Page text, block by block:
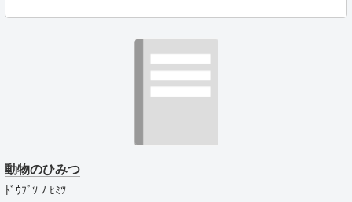
動物のひみつ
ﾄﾞｳﾌﾞﾂ ﾉ ﾋﾐﾂ